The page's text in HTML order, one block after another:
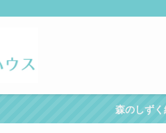
森のしず